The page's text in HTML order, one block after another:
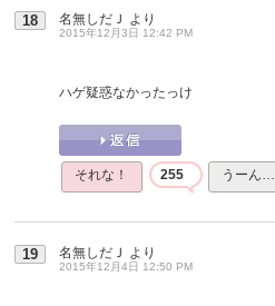
18 名無しだＪ より
2015年12月3日 12:42 PM
ハゲ疑惑なかったっけ
それな！ 255 うーん…
19 名無しだＪ より
2015年12月4日 12:50 PM